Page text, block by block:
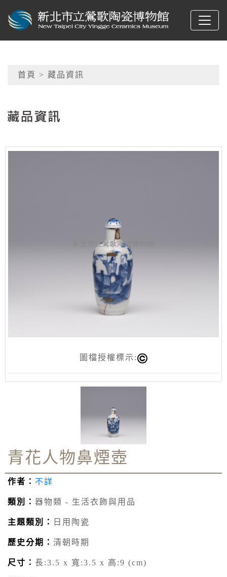
新北市立鶯歌陶瓷博物
網頁導覽
首頁 > 藏品資訊
圖檔授權標示:
青花人物鼻煙壺
作者： 不詳
類別： 器物類 - 生活衣飾與用品
主題類別： 日用陶瓷
歷史分期： 清朝時期
尺寸： 長:3.5 x 寬:3.5 x 高:9 (cm)